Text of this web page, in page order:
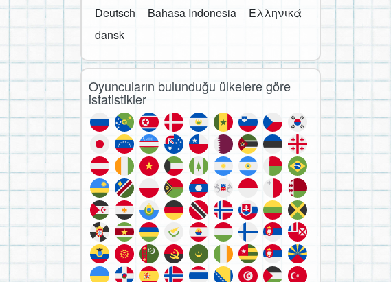
Deutsch
Bahasa Indonesia
Ελληνικά
dansk
Oyuncuların bulunduğu ülkelere göre
istatistikler